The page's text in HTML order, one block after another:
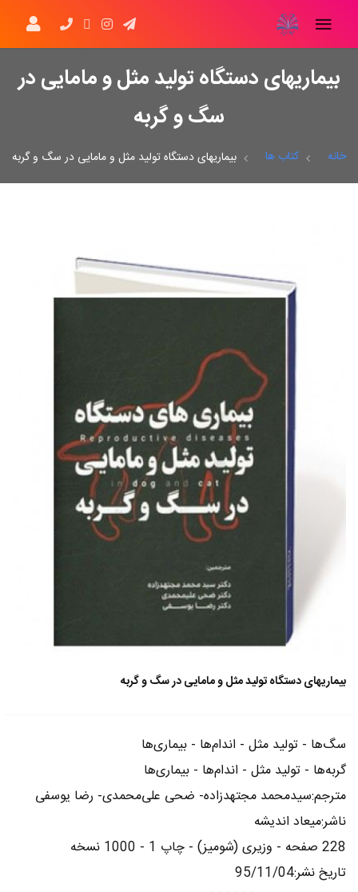
بیماریهای دستگاه تولید مثل و مامایی در
سگ و گربه
خانه کتاب ها بیماریهای دستگاه تولید مثل و مامایی در سگ و گربه
بیماریهای دستگاه تولید مثل و مامایی در سگ و گربه
سگ‌ها - تولید مثل - اندام‌ها - بیماری‌ها
گربه‌ها - تولید مثل - اندام‌ها - بیماری‌ها
مترجم:سیدمحمد مجتهدزاده- ضحی علی‌محمدی- رضا یوسفی
ناشر:میعاد اندیشه
228 صفحه - وزیری (شومیز) - چاپ 1 - 1000 نسخه
تاریخ نشر:95/11/04